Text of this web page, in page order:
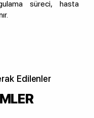
süreci, hasta
Edilenler